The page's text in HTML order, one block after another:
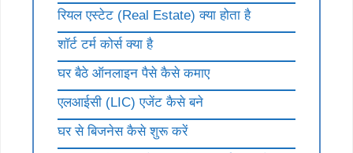
रियल एस्टेट (Real Estate) क्या होता है
शॉर्ट टर्म कोर्स क्या है
घर बैठे ऑनलाइन पैसे कैसे कमाए
एलआईसी (LIC) एजेंट कैसे बने
घर से बिजनेस कैसे शुरू करें